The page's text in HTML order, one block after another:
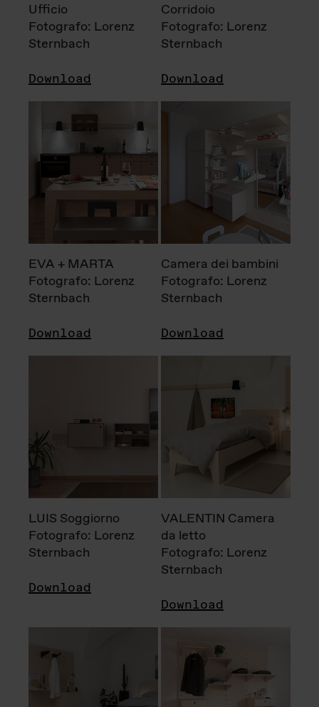
Ufficio
Fotografo: Lorenz
Sternbach
Download
Corridoio
Fotografo: Lorenz
Sternbach
Download
EVA + MARTA
Fotografo: Lorenz
Sternbach
Download
Camera dei bambini
Fotografo: Lorenz
Sternbach
Download
LUIS Soggiorno
Fotografo: Lorenz
Sternbach
Download
VALENTIN Camera
da letto
Fotografo: Lorenz
Sternbach
Download